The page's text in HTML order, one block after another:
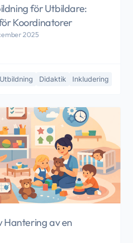
för Utbildare:
Koordinatorer
2025
Utbildning Didaktik Inkludering
Hantering av en